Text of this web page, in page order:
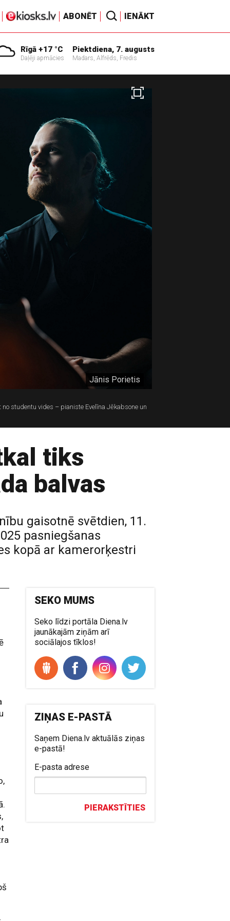
ABONĒT IENĀKT
Rīgā +17 °C
Daļēji apmācies
Piektdiena, 7. augusts
Madars, Alfrēds, Fredis
Jānis Porietis
studentu vides – pianiste Evelīna Jēkabsone un
tiks
balvas
gaisotnē svētdien, 11.
pasniegšanas
kopā ar kamerorķestri
SEKO MUMS
Seko līdzi portāla Diena.lv
jaunākajām ziņām arī
sociālajos tīklos!
ZIŅAS E-PASTĀ
Saņem Diena.lv aktuālās ziņas
e-pastā!
E-pasta adrese
PIERAKSTĪTIES